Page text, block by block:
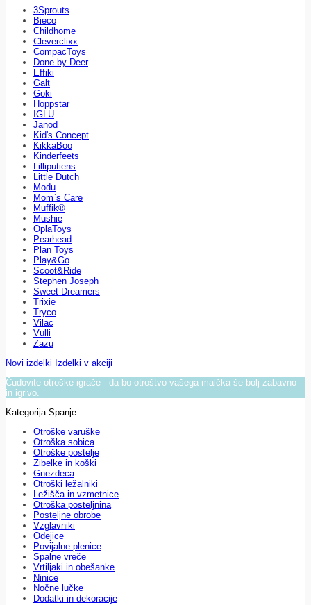
3Sprouts
Bieco
Childhome
Cleverclixx
CompacToys
Done by Deer
Effiki
Galt
Goki
Hoppstar
IGLU
Janod
Kid's Concept
KikkaBoo
Kinderfeets
Lilliputiens
Little Dutch
Modu
Mom`s Care
Muffik®
Mushie
OplaToys
Pearhead
Plan Toys
Play&Go
Scoot&Ride
Stephen Joseph
Sweet Dreamers
Trixie
Tryco
Vilac
Vulli
Zazu
Novi izdelki Izdelki v akciji
Čudovite otroške igrače - da bo otroštvo vašega malčka še bolj zabavno
in igrivo.
Kategorija Spanje
Otroške varuške
Otroška sobica
Otroške postelje
Zibelke in koški
Gnezdeca
Otroški ležalniki
Ležišča in vzmetnice
Otroška posteljnina
Posteljne obrobe
Vzglavniki
Odejice
Povijalne plenice
Spalne vreče
Vrtiljaki in obešanke
Ninice
Nočne lučke
Dodatki in dekoracije